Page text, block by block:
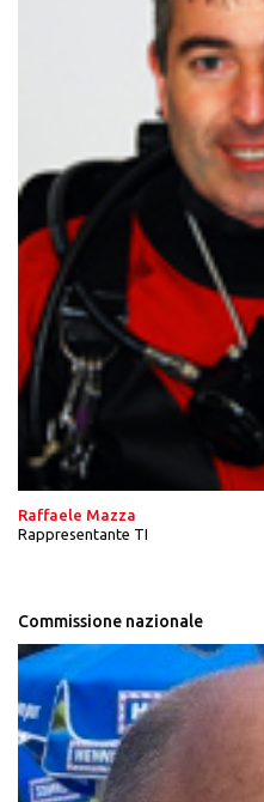
Raffaele Mazza
Rappresentante TI
Commissione nazionale